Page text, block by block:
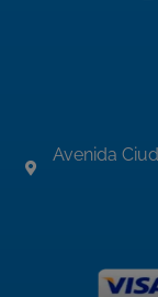
Avenida